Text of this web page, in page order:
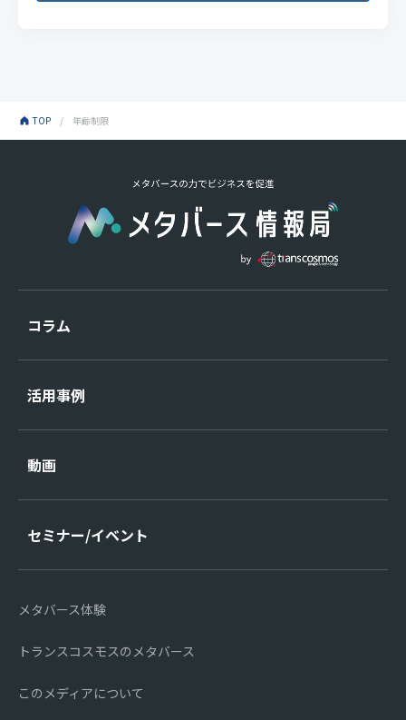
TOP 年齢制限
コラム
活用事例
動画
セミナー/イベント
メタバース体験
トランスコスモスのメタバース
このメディアについて